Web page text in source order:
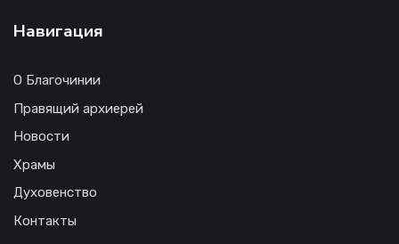
Навигация
О Благочинии
Правящий архиерей
Новости
Храмы
Духовенство
Контакты